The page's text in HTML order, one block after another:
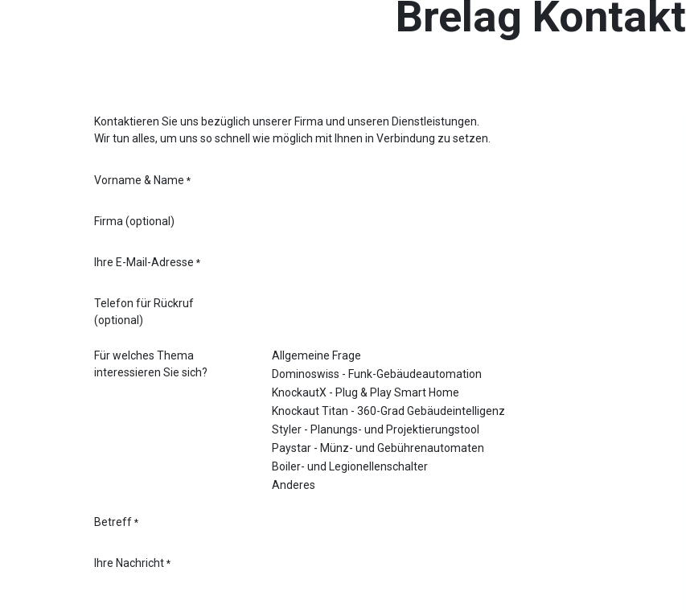
Brelag Kontakt
Kontaktieren Sie uns bezüglich unserer Firma und unseren Dienstleistungen.
Wir tun alles, um uns so schnell wie möglich mit Ihnen in Verbindung zu setzen.
Vorname & Name *
Firma (optional)
Ihre E-Mail-Adresse *
Telefon für Rückruf
(optional)
Für welches Thema
interessieren Sie sich?
Allgemeine Frage
Dominoswiss - Funk-Gebäudeautomation
KnockautX - Plug & Play Smart Home
Knockaut Titan - 360-Grad Gebäudeintelligenz
Styler - Planungs- und Projektierungstool
Paystar - Münz- und Gebührenautomaten
Boiler- und Legionellenschalter
Anderes
Betreff *
Ihre Nachricht *